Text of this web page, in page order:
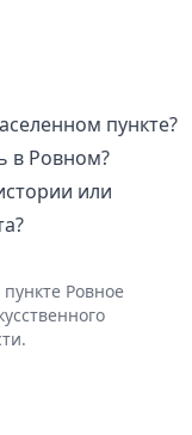
пункте?
в Ровном?
или
Ровное